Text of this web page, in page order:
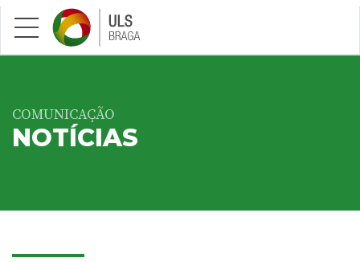
Saltar para conteúdo principal
COMUNICAÇÃO
NOTÍCIAS